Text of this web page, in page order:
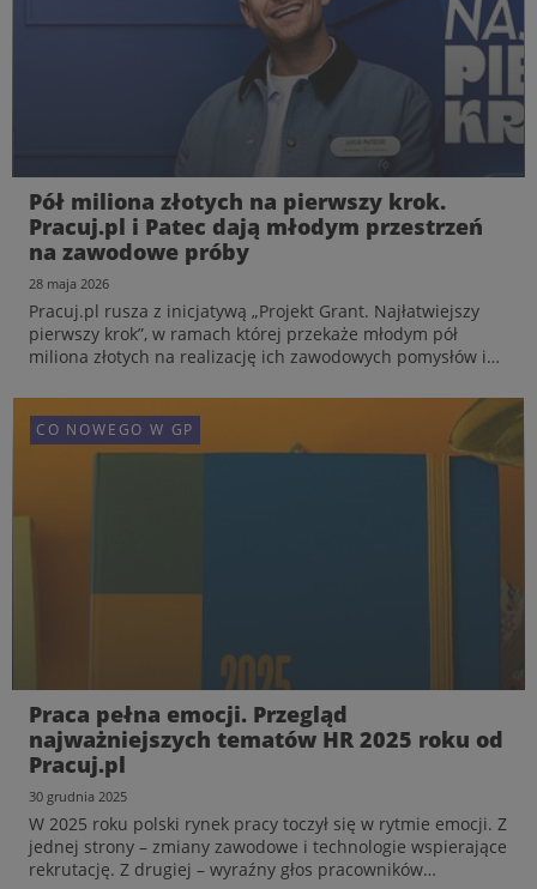
Komentarz: Rafał Nachyna, Dyrektor
Operacyjny i Członek Zarządu Grupy Pracuj
20 lipca 2026
Dojrzałość, partnerstwo i kultura transparentności
Pół miliona złotych na pierwszy krok.
Pracuj.pl i Patec dają młodym przestrzeń
na zawodowe próby
28 maja 2026
Pracuj.pl rusza z inicjatywą „Projekt Grant. Najłatwiejszy
pierwszy krok”, w ramach której przekaże młodym pół
miliona złotych na realizację ich zawodowych pomysłów i
o osobach, które mają pomysł na siebie, ale potr...
CO NOWEGO W GP
Komentarz: Rafał Nachyna, Dyrektor
Operacyjny i Członek Zarządu Grupy Pracuj
20 lipca 2026
Dojrzałość, partnerstwo i kultura transparentności
CO NOWEGO W GP
Pół miliona złotych na pierwszy krok.
Pracuj.pl i Patec dają młodym przestrzeń
na zawodowe próby
28 maja 2026
Pracuj.pl rusza z inicjatywą „Projekt Grant. Najłatwiejszy
pierwszy krok”, w ramach której przekaże młodym pół
miliona złotych na realizację ich zawodowych pomysłów i
CO NOWEGO W GP
Praca pełna emocji. Przegląd
najważniejszych tematów HR 2025 roku od
Pracuj.pl
30 grudnia 2025
W 2025 roku polski rynek pracy toczył się w rytmie emocji. Z
jednej strony – zmiany zawodowe i technologie wspierające
rekrutację. Z drugiej – wyraźny głos pracowników